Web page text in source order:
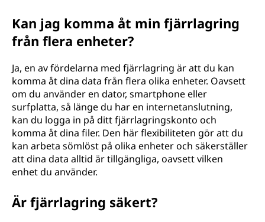
Kan jag komma åt min fjärrlagring
från flera enheter?
Ja, en av fördelarna med fjärrlagring är att du kan
komma åt dina data från flera olika enheter. Oavsett
om du använder en dator, smartphone eller
surfplatta, så länge du har en internetanslutning,
kan du logga in på ditt fjärrlagringskonto och
komma åt dina filer. Den här flexibiliteten gör att du
kan arbeta sömlöst på olika enheter och säkerställer
att dina data alltid är tillgängliga, oavsett vilken
enhet du använder.
Är fjärrlagring säkert?